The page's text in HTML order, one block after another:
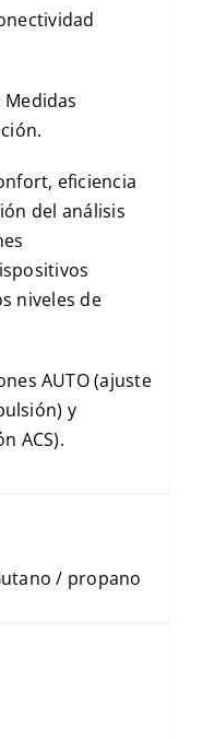
Medidas
eficiencia
del análisis
niveles de
AUTO (ajuste
y
ACS).
/ propano